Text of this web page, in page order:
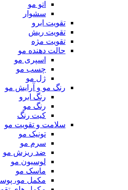
تقویت ابرو
تقویت ریش
تقویت مژه
حالت دهنده مو
اسپری مو
رنگ مو و آرایش مو
سلامت و تقویت مو
ضد ریزش مو
لوسیون مو
ماسک مو
مکمل مو، پوست و ناخن